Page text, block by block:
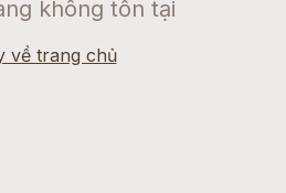
không tồn tại
về trang chủ